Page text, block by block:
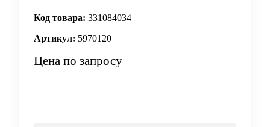
Код товара: 331084034
Артикул: 5970120
Цена по запросу